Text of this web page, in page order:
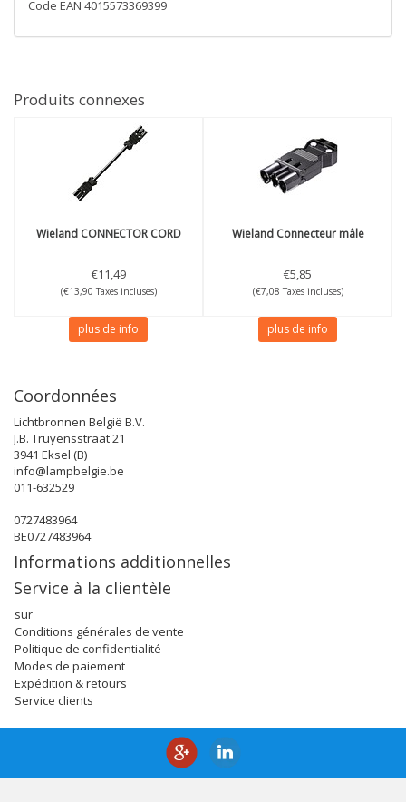
Code EAN 4015573369399
Produits connexes
WielandCONNECTOR CORD
€11,49
(€13,90 Taxes incluses)
plus de info
WielandConnecteur mâle
€5,85
(€7,08 Taxes incluses)
plus de info
Coordonnées
Lichtbronnen België B.V.
J.B. Truyensstraat 21
3941 Eksel (B)
info@lampbelgie.be
011-632529
0727483964
BE0727483964
Informations additionnelles
Service à la clientèle
sur
Conditions générales de vente
Politique de confidentialité
Modes de paiement
Expédition & retours
Service clients